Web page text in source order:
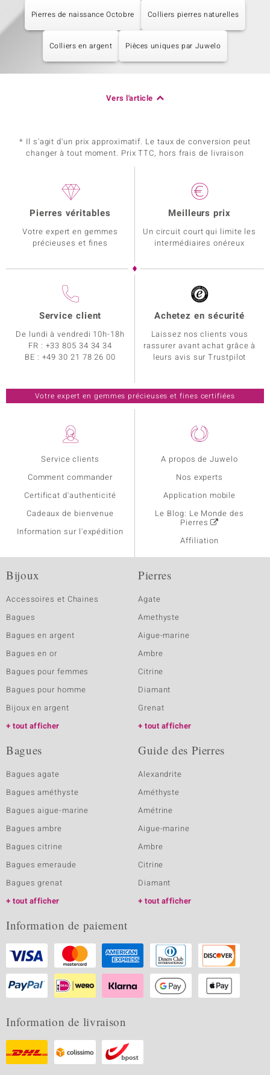
Pierres de naissance Octobre Colliers pierres naturelles
Colliers en argent Pièces uniques par Juwelo
Vers l'article
* Il s'agit d'un prix approximatif. Le taux de conversion peut
changer à tout moment. Prix TTC, hors frais de livraison
Service clients
Comment commander
Certificat d'authenticité
Cadeaux de bienvenue
Information sur l'expédition
A propos de Juwelo
Nos experts
Application mobile
Le Blog: Le Monde des
Pierres
Affiliation
Pierres véritables
Votre expert en gemmes
précieuses et fines
Meilleurs prix
Un circuit court qui limite les
intermédiaires onéreux
Service client
De lundi à vendredi 10h-18h
FR : +33 805 34 34 34
BE : +49 30 21 78 26 00
Achetez en sécurité
Laissez nos clients vous
rassurer avant achat grâce à
leurs avis sur Trustpilot
Votre expert en gemmes précieuses et fines certifiées
Bijoux
Accessoires et Chaines
Bagues
Bagues en argent
Bagues en or
Bagues pour femmes
Bagues pour homme
Bijoux en argent
tout afficher
Pierres
Agate
Amethyste
Aigue-marine
Ambre
Citrine
Diamant
Grenat
tout afficher
Bagues
Bagues agate
Bagues améthyste
Bagues aigue-marine
Bagues ambre
Bagues citrine
Bagues emeraude
Bagues grenat
tout afficher
Guide des Pierres
Alexandrite
Améthyste
Amétrine
Aigue-marine
Ambre
Citrine
Diamant
tout afficher
Information de paiement
Information de livraison